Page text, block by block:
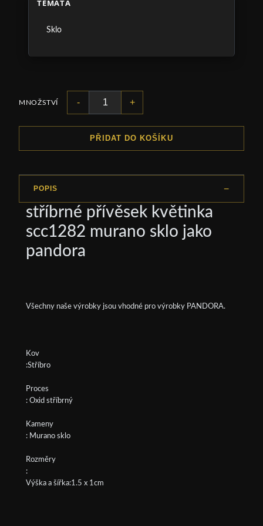
TÉMATA
Sklo
MNOŽSTVÍ - +
PŘIDAT DO KOŠÍKU
POPIS
stříbrné přívěsek květinka
scc1282 murano sklo jako
pandora
Všechny naše výrobky jsou vhodné pro výrobky PANDORA.
Kov
:Stříbro
Proces
: Oxid stříbrný
Kameny
: Murano sklo
Rozměry
:
Výška a šířka:1.5 x 1cm